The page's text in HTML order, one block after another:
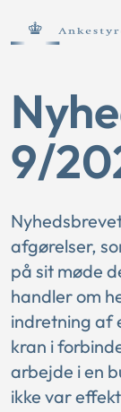
9/
afgørelser,
på sit møde
handler om
indretning af
kran i
arbejde i en
ikke var